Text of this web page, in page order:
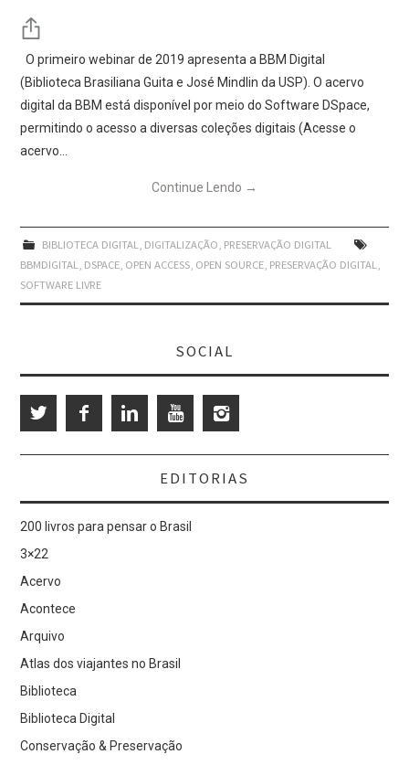
O primeiro webinar de 2019 apresenta a BBM Digital
(Biblioteca Brasiliana Guita e José Mindlin da USP). O acervo
digital da BBM está disponível por meio do Software DSpace,
permitindo o acesso a diversas coleções digitais (Acesse o
acervo…
Continue Lendo →
BIBLIOTECA DIGITAL, DIGITALIZAÇÃO, PRESERVAÇÃO DIGITAL
BBMDIGITAL, DSPACE, OPEN ACCESS, OPEN SOURCE, PRESERVAÇÃO DIGITAL,
SOFTWARE LIVRE
SOCIAL
EDITORIAS
200 livros para pensar o Brasil
3×22
Acervo
Acontece
Arquivo
Atlas dos viajantes no Brasil
Biblioteca
Biblioteca Digital
Conservação & Preservação